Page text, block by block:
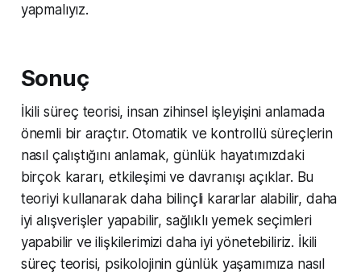
yapmalıyız.
Sonuç
İkili süreç teorisi, insan zihinsel işleyişini anlamada
önemli bir araçtır. Otomatik ve kontrollü süreçlerin
nasıl çalıştığını anlamak, günlük hayatımızdaki
birçok kararı, etkileşimi ve davranışı açıklar. Bu
teoriyi kullanarak daha bilinçli kararlar alabilir, daha
iyi alışverişler yapabilir, sağlıklı yemek seçimleri
yapabilir ve ilişkilerimizi daha iyi yönetebiliriz. İkili
süreç teorisi, psikolojinin günlük yaşamımıza nasıl